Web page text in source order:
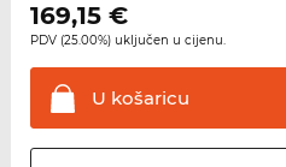
169,15€
PDV (25.00%) uključen u cijenu.
U košaricu